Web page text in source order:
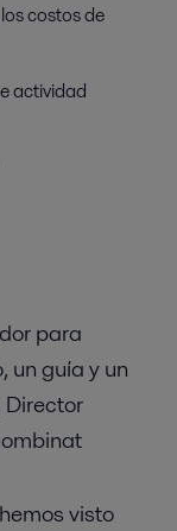
costos de
actividad
para
un guía y un
visto